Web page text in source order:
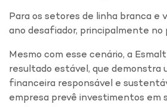
Para os setores de linha branca e
ano desafiador, principalmente no
Mesmo com esse cenário, a
resultado estável, que demonstra
financeira responsável e
empresa prevê investimentos em